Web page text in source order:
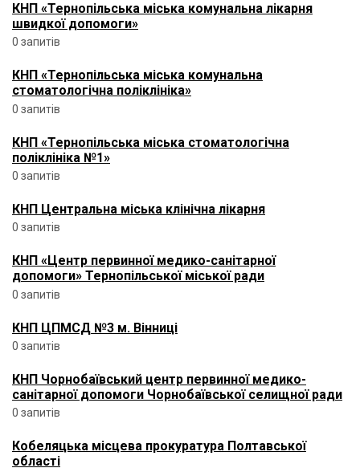
КНП «Тернопільська міська комунальна лікарня
швидкої допомоги»
0 запитів
КНП «Тернопільська міська комунальна
стоматологічна поліклініка»
0 запитів
КНП «Тернопільська міська стоматологічна
поліклініка №1»
0 запитів
КНП Центральна міська клінічна лікарня
0 запитів
КНП «Центр первинної медико-санітарної
допомоги» Тернопільської міської ради
0 запитів
КНП ЦПМСД №3 м. Вінниці
0 запитів
КНП Чорнобаївський центр первинної медико-
санітарної допомоги Чорнобаївської селищної ради
0 запитів
Кобеляцька місцева прокуратура Полтавської
області